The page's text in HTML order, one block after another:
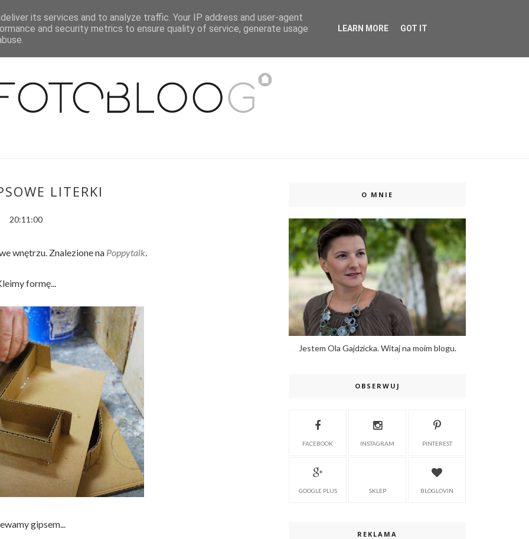
O MNIE WSPÓŁPRACA MOJE MIESZKANIE PUBLIKACJE ISSUU
LITERKI
20:11:00
wnętrzu. Znalezione na Poppytalk.
formę...
gipsem...
O MNIE
Jestem Ola Gajdzicka. Witaj na moim blogu.
OBSERWUJ
FACEBOOK INSTAGRAM PINTEREST
GOOGLE PLUS SKLEP BLOGLOVIN
REKLAMA
its services and to analyze traffic. Your IP address and user-agent
and security metrics to ensure quality of service, generate usage
LEARN MORE GOT IT